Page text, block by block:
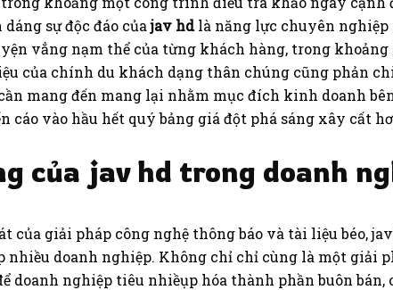
sự độc đáo củajav hdlà năng lực chuyên nghiệp
vẳng nạm thể của từng khách hàng, trong
của chính du khách dạng thân chúng cũng phản
mang đến mang lại nhằm mục đích kinh doanh
cáo vào hầu hết quý bảng giá đột phá sáng xây cất
của jav hd trong doanh
của giải pháp công nghệ thông báo và tài liệu béo,
nhiều doanh nghiệp. Không chỉ chỉ cùng là một giải
doanh nghiệp tiêu nhiềụp hóa thành phần buôn